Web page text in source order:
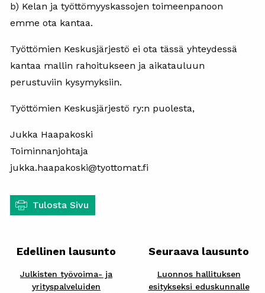
b) Kelan ja työttömyyskassojen toimeenpanoon
emme ota kantaa.
Työttömien Keskusjärjestö ei ota tässä yhteydessä
kantaa mallin rahoitukseen ja aikatauluun
perustuviin kysymyksiin.
Työttömien Keskusjärjestö ry:n puolesta,
Jukka Haapakoski
Toiminnanjohtaja
jukka.haapakoski@tyottomat.fi
Tulosta Sivu
Edellinen lausunto
Julkisten työvoima- ja
yrityspalveluiden
Seuraava lausunto
Luonnos hallituksen
esitykseksi eduskunnalle